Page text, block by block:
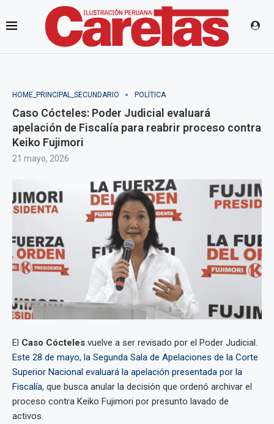
HOME_PRINCIPAL_SECUNDARIO POLÍTICA
Caso Cócteles: Poder Judicial evaluará
apelación de Fiscalía para reabrir proceso contra
Keiko Fujimori
21 mayo, 2026
El Caso Cócteles vuelve a ser revisado por el Poder Judicial.
Este 28 de mayo, la Segunda Sala de Apelaciones de la Corte
Superior Nacional evaluará la apelación presentada por la
Fiscalía, que busca anular la decisión que ordenó archivar el
proceso contra Keiko Fujimori por presunto lavado de
activos.